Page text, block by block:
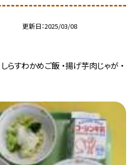
更新日 2025/03/08
しらすわかめご飯 ・揚げ芋肉じゃが ・